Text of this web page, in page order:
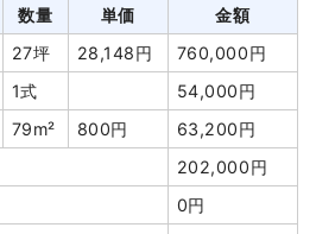
数量 単価
金額
27坪 28,148円
760,000円
1式
54,000円
79m² 800円
63,200円
202,000円
0円